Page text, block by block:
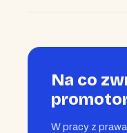
Na co
W pracy z